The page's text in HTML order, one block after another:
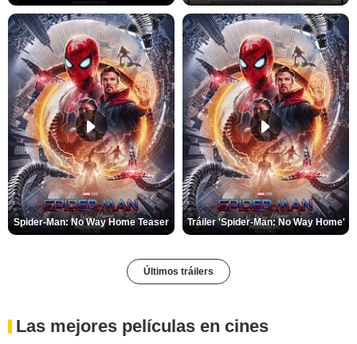
Spider-Man: No Way Home Teaser Tráiler 'Spider-Man: No Way Home'
Últimos tráilers
Las mejores películas en cines